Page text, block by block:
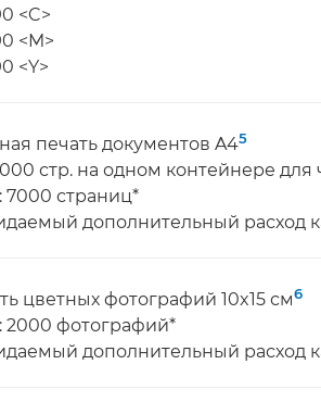
<C>
<M>
<Y>
печать документов A45
стр. на одном контейнере для
7000 страниц*
дополнительный расход
цветных фотографий 10x15 см6
2000 фотографий*
дополнительный расход